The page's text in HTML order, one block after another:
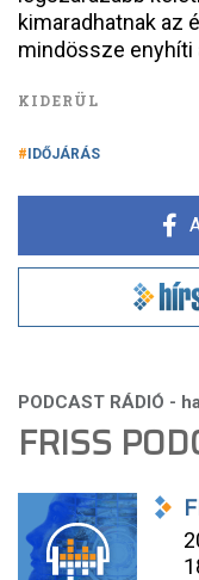
kimaradhatnak az
mindössze enyhíti
KIDERÜL
IDŐJÁRÁS
FRISS